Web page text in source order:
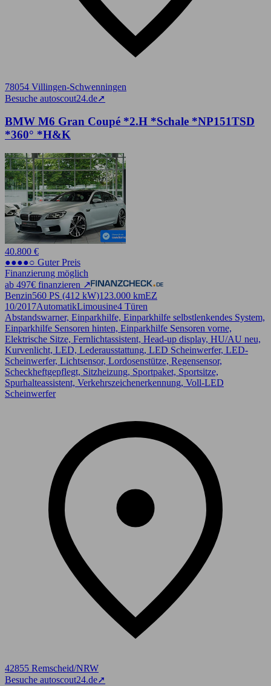
78054 Villingen-Schwenningen
Besuche autoscout24.de➚
BMW M6 Gran Coupé *2.H *Schale *NP151TSD
*360° *H&K
40.800 €
●●●●○ Guter Preis
Finanzierung möglich
ab 497€ finanzieren ↗
Benzin560 PS (412 kW)123.000 kmEZ
10/2017AutomatikLimousine4 Türen
Abstandswarner, Einparkhilfe, Einparkhilfe selbstlenkendes System,
Einparkhilfe Sensoren hinten, Einparkhilfe Sensoren vorne,
Elektrische Sitze, Fernlichtassistent, Head-up display, HU/AU neu,
Kurvenlicht, LED, Lederausstattung, LED Scheinwerfer, LED-
Scheinwerfer, Lichtsensor, Lordosenstütze, Regensensor,
Scheckheftgepflegt, Sitzheizung, Sportpaket, Sportsitze,
Spurhalteassistent, Verkehrszeichenerkennung, Voll-LED
Scheinwerfer
42855 Remscheid/NRW
Besuche autoscout24.de➚